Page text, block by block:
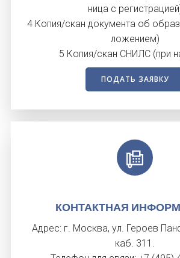
ница с
4 Ко­пия/скан до­кумен­та об
ложе­ни­ем)
5 Ко­пия/скан СНИЛС (при
ПОДАТЬ ЗАЯВКУ
КОН­ТАК­ТНАЯ
Ад­рес: г. Мос­ква, ул. Ге­ро­ев
каб. 311.